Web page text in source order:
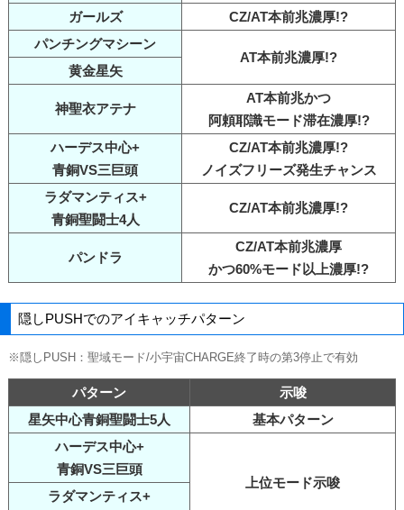
ガールズ
CZ/AT本前兆濃厚!?
パンチングマシーン
AT本前兆濃厚!?
黄金星矢
神聖衣アテナ
AT本前兆かつ
阿頼耶識モード滞在濃厚!?
ハーデス中心+
青銅VS三巨頭
CZ/AT本前兆濃厚!?
ノイズフリーズ発生チャンス
ラダマンティス+
青銅聖闘士4人
CZ/AT本前兆濃厚!?
パンドラ
CZ/AT本前兆濃厚
かつ60%モード以上濃厚!?
隠しPUSHでのアイキャッチパターン
※隠しPUSH：聖域モード/小宇宙CHARGE終了時の第3停止で有効
パターン
示唆
星矢中心青銅聖闘士5人
基本パターン
ハーデス中心+
青銅VS三巨頭
上位モード示唆
ラダマンティス+